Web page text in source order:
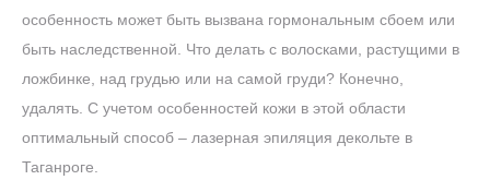
особенность может быть вызвана гормональным сбоем или
быть наследственной. Что делать с волосками, растущими в
ложбинке, над грудью или на самой груди? Конечно,
удалять. С учетом особенностей кожи в этой области
оптимальный способ – лазерная эпиляция декольте в
Таганроге.